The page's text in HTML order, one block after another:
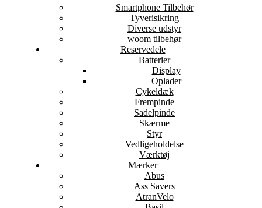
Smartphone Tilbehør
Tyverisikring
Diverse udstyr
woom tilbehør
Reservedele
Batterier
Display
Oplader
Cykeldæk
Frempinde
Sadelpinde
Skærme
Styr
Vedligeholdelse
Værktøj
Mærker
Abus
Ass Savers
AtranVelo